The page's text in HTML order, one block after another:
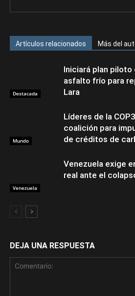
Artículos relacionados Más del
Destacada
Iniciará plan
asfalto frío para
Lara
Mundo
Líderes de la
coalición para
de créditos de
Venezuela
Venezuela exige
real ante el
DEJA UNA RESPUESTA